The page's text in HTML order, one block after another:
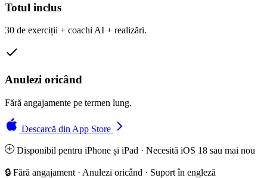
Totul inclus
30 de exerciții + coachi AI + realizări.
Anulezi oricând
Fără angajamente pe termen lung.
Descarcă din App Store
Disponibil pentru iPhone și iPad · Necesită iOS 18 sau mai nou
🔒 Fără angajament · Anulezi oricând · Suport în engleză